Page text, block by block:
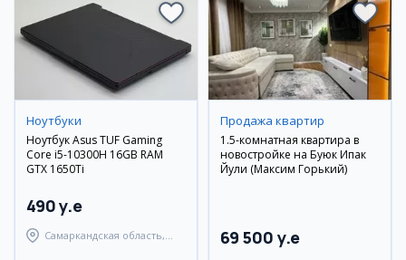
Ноутбуки
Ноутбук Asus TUF Gaming
Core i5-10300H 16GB RAM
GTX 1650Ti
490 y.e
Самаркандская область,
Продажа квартир
1.5-комнатная квартира в
новостройке на Буюк Ипак
Йули (Максим Горький)
69 500 y.e